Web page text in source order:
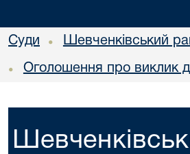
Суди • Шевченківський
• Оголошення про виклик